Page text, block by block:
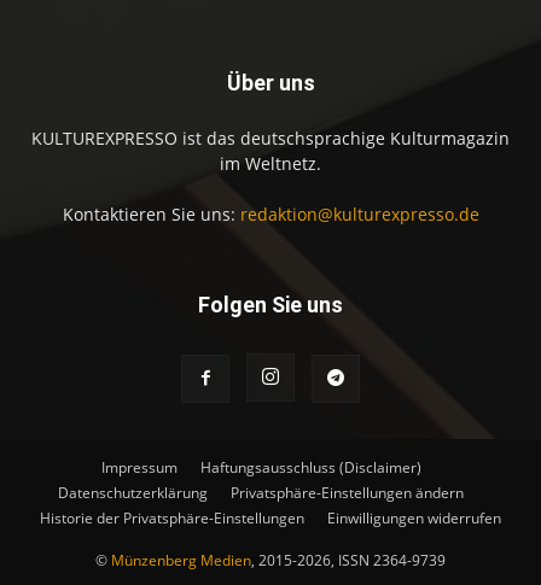
Über uns
KULTUREXPRESSO ist das deutschsprachige Kulturmagazin
im Weltnetz.
Kontaktieren Sie uns: redaktion@kulturexpresso.de
Folgen Sie uns
Impressum
Haftungsausschluss (Disclaimer)
Datenschutzerklärung
Privatsphäre-Einstellungen ändern
Historie der Privatsphäre-Einstellungen
Einwilligungen widerrufen
© Münzenberg Medien, 2015-2026, ISSN 2364-9739